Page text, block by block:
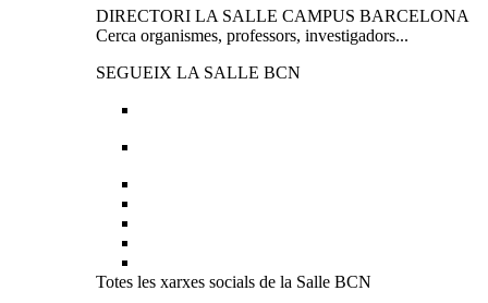
DIRECTORI LA SALLE CAMPUS BARCELONA
Cerca organismes, professors, investigadors...
SEGUEIX LA SALLE BCN
Totes les xarxes socials de la Salle BCN